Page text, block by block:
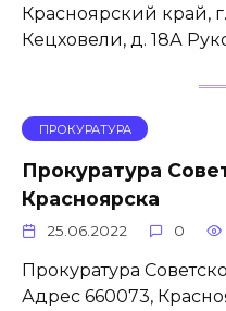
Красноярский край,
Кецховели, д. 18А
ПРОКУРАТУРА
Прокуратура
Красноярска
25.06.2022 0
Прокуратура
Адрес 660073,